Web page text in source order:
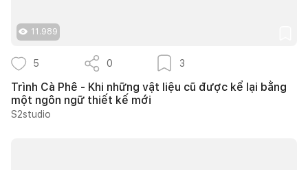
11.989
5 0 3
Trình Cà Phê - Khi những vật liệu cũ được kể lại bằng
một ngôn ngữ thiết kế mới
S2studio